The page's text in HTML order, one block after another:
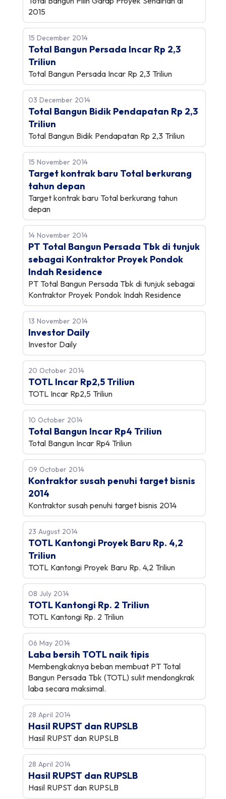
2015
15 December 2014
Total Bangun Persada Incar Rp 2,3
Triliun
Total Bangun Persada Incar Rp 2,3 Triliun
03 December 2014
Total Bangun Bidik Pendapatan Rp 2,3
Triliun
Total Bangun Bidik Pendapatan Rp 2,3 Triliun
15 November 2014
Target kontrak baru Total berkurang
tahun depan
Target kontrak baru Total berkurang tahun
depan
14 November 2014
PT Total Bangun Persada Tbk di tunjuk
sebagai Kontraktor Proyek Pondok
Indah Residence
PT Total Bangun Persada Tbk di tunjuk sebagai
Kontraktor Proyek Pondok Indah Residence
13 November 2014
Investor Daily
Investor Daily
20 October 2014
TOTL Incar Rp2,5 Triliun
TOTL Incar Rp2,5 Triliun
10 October 2014
Total Bangun Incar Rp4 Triliun
Total Bangun Incar Rp4 Triliun
09 October 2014
Kontraktor susah penuhi target bisnis
2014
Kontraktor susah penuhi target bisnis 2014
23 August 2014
TOTL Kantongi Proyek Baru Rp. 4,2
Triliun
TOTL Kantongi Proyek Baru Rp. 4,2 Triliun
08 July 2014
TOTL Kantongi Rp. 2 Triliun
TOTL Kantongi Rp. 2 Triliun
06 May 2014
Laba bersih TOTL naik tipis
Membengkaknya beban membuat PT Total
Bangun Persada Tbk (TOTL) sulit mendongkrak
laba secara maksimal.
28 April 2014
Hasil RUPST dan RUPSLB
Hasil RUPST dan RUPSLB
28 April 2014
Hasil RUPST dan RUPSLB
Hasil RUPST dan RUPSLB